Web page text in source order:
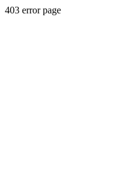
403 error page